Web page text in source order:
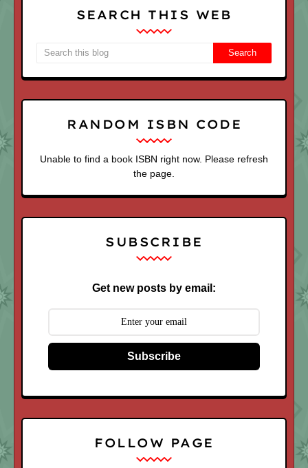
SEARCH THIS WEB
RANDOM ISBN CODE
Unable to find a book ISBN right now. Please refresh
the page.
SUBSCRIBE
Get new posts by email:
Subscribe
FOLLOW PAGE